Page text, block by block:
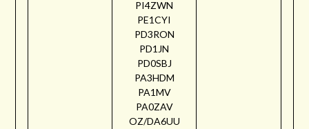
PI4ZWN
PE1CYI
PD3RON
PD1JN
PD0SBJ
PA3HDM
PA1MV
PA0ZAV
OZ/DA6UU